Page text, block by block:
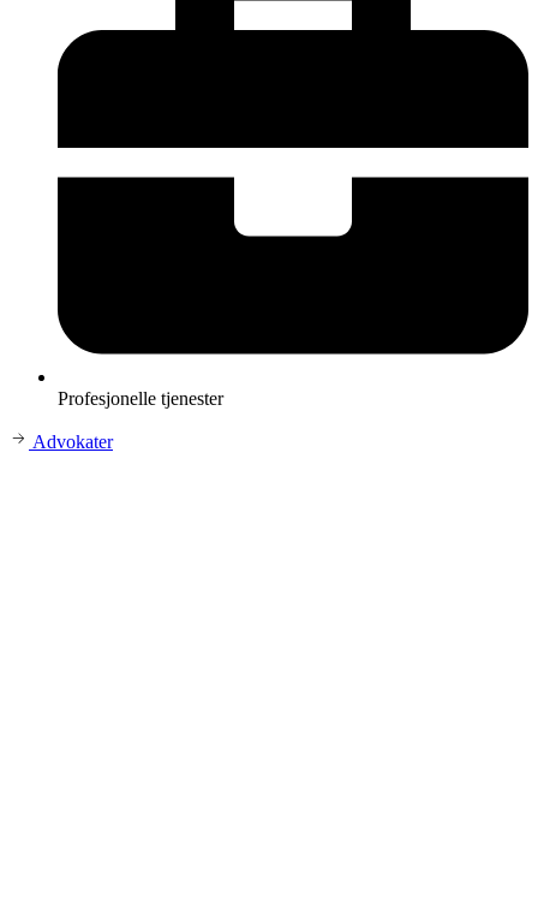
Profesjonelle tjenester
Advokater